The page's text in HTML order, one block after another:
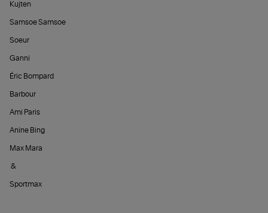
Kujten
Samsoe Samsoe
Soeur
Ganni
Éric Bompard
Barbour
Ami Paris
Anine Bing
Max Mara
&
Sportmax